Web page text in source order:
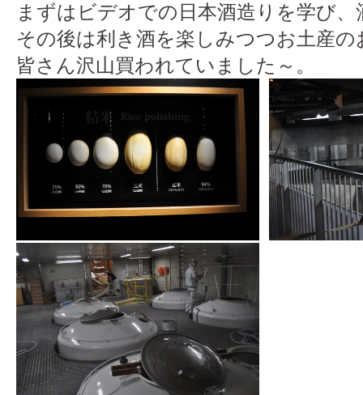
まずはビデオでの日本酒造りを学び、
その後は利き酒を楽しみつつお土産の
皆さん沢山買われていました～。